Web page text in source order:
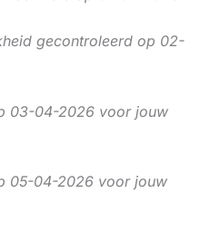
gecontroleerd op 02-
03-04-2026 voor jouw
05-04-2026 voor jouw